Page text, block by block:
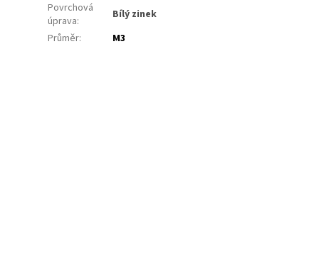
Povrchová
úprava:
Bílý zinek
Průměr: M3